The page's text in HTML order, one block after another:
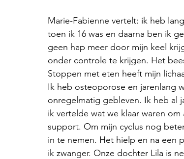
Marie-Fabienne vertelt: ik heb
toen ik 16 was en daarna ben ik
geen hap meer door mijn keel
onder controle te krijgen. Het
Stoppen met eten heeft mijn
Ik heb osteoporose en jarenlang
onregelmatig gebleven. Ik heb al
ik vertelde wat we klaar waren
support. Om mijn cyclus nog
in te nemen. Het hielp en na een
ik zwanger. Onze dochter Lila is